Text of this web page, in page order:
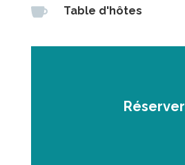
 Table d'hôtes
Réserver